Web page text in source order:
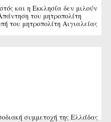
και η Εκκλησία δεν μιλούν
του μητροπολίτη
του μητροπολίτη Αιγιαλείας
συμμετοχή της Ελλάδας